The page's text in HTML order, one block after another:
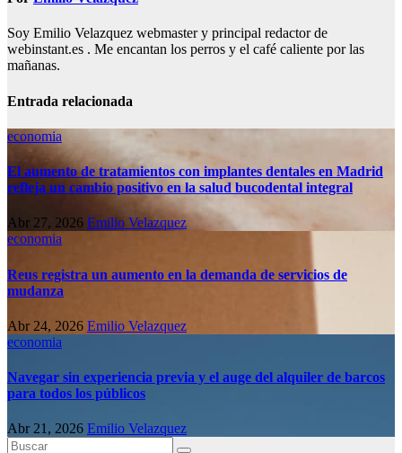
Soy Emilio Velazquez webmaster y principal redactor de
webinstant.es . Me encantan los perros y el café caliente por las
mañanas.
Entrada relacionada
economia
El aumento de tratamientos con implantes dentales en Madrid
refleja un cambio positivo en la salud bucodental integral
Abr 27, 2026 Emilio Velazquez
economia
Reus registra un aumento en la demanda de servicios de
mudanza
Abr 24, 2026 Emilio Velazquez
economia
Navegar sin experiencia previa y el auge del alquiler de barcos
para todos los públicos
Abr 21, 2026 Emilio Velazquez